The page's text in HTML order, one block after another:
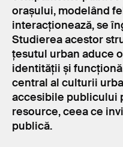
orașului, modelând
interacționează, se
Studierea acestor
țesutul urban aduce
identității și
central al culturii
accesibile publicului
resource, ceea ce
publică.